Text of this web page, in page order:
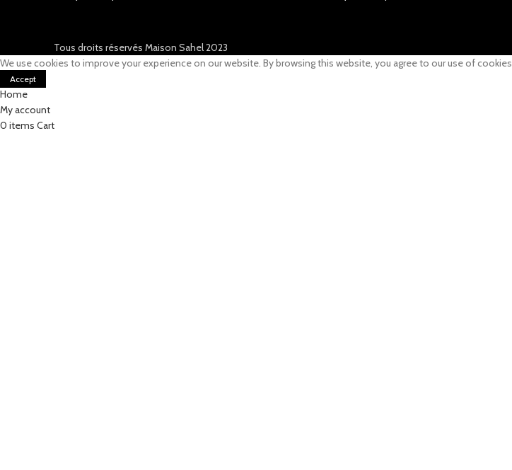
Tous droits réservés Maison Sahel 2023
We use cookies to improve your experience on our website. By browsing this website, you agree to our use of cookies.
Accept
Home
My account
0 items Cart